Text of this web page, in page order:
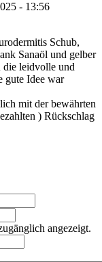
- 13:56
Schub,
Sanaöl und gelber
die leidvolle und
gute Idee war
mit der bewährten
) Rückschlag
angezeigt.